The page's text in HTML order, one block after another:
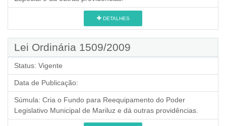
DETALHES
Lei Ordinária 1509/2009
Status: Vigente
Data de Publicação:
Súmula: Cria o Fundo para Reequipamento do Poder
Legislativo Municipal de Mariluz e dá outras providências.